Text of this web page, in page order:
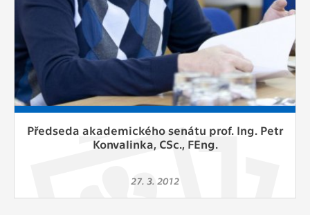
Předseda akademického senátu prof. Ing. Petr
Konvalinka, CSc., FEng.
27. 3. 2012